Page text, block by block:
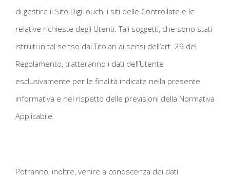
di gestire il Sito DigiTouch, i siti delle Controllate e le
relative richieste degli Utenti. Tali soggetti, che sono stati
istruiti in tal senso dai Titolari ai sensi dell’art. 29 del
Regolamento, tratteranno i dati dell’Utente
esclusivamente per le finalità indicate nella presente
informativa e nel rispetto delle previsioni della Normativa
Applicabile.
Potranno, inoltre, venire a conoscenza dei dati